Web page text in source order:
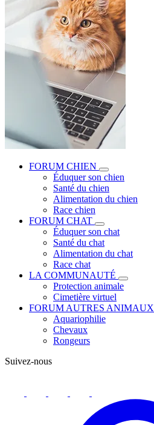
FORUM CHIEN
Éduquer son chien
Santé du chien
Alimentation du chien
Race chien
FORUM CHAT
Éduquer son chat
Santé du chat
Alimentation du chat
Race chat
LA COMMUNAUTÉ
Protection animale
Cimetière virtuel
FORUM AUTRES ANIMAUX
Aquariophilie
Chevaux
Rongeurs
Suivez-nous